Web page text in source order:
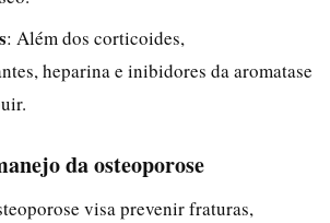
: Além dos corticoides,
heparina e inibidores da aromatase
da osteoporose
visa prevenir fraturas,